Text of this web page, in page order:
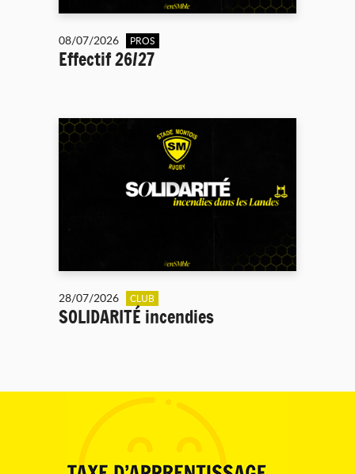
08/07/2026 PROS
Effectif 26/27
28/07/2026 CLUB
SOLIDARITÉ incendies